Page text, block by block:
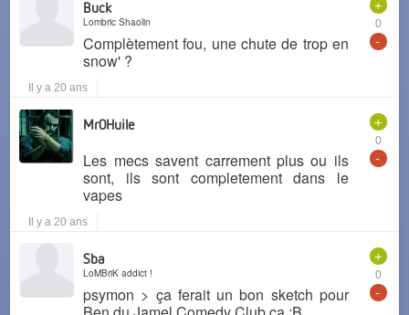
+
0
-
Buck
Lombric Shaolin
Complètement fou, une chute de trop en
snow' ?
Il y a 20 ans
+
0
-
Mr0Huile
Les mecs savent carrement plus ou ils
sont, ils sont completement dans le
vapes
Il y a 20 ans
+
0
-
Sba
LoMBriK addict !
psymon > ça ferait un bon sketch pour